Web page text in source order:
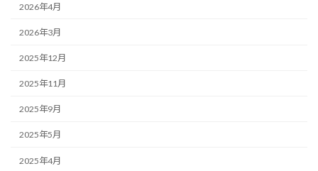
2026年4月
2026年3月
2025年12月
2025年11月
2025年9月
2025年5月
2025年4月